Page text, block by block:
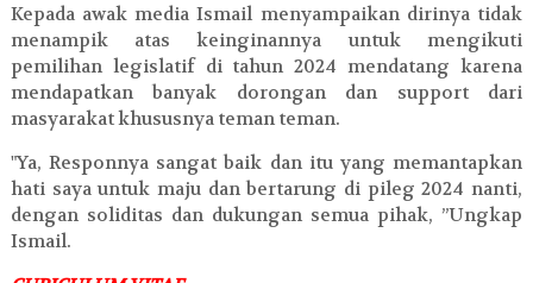
Kepada awak media Ismail menyampaikan dirinya tidak
menampik atas keinginannya untuk mengikuti
pemilihan legislatif di tahun 2024 mendatang karena
mendapatkan banyak dorongan dan support dari
masyarakat khususnya teman teman.
"Ya, Responnya sangat baik dan itu yang memantapkan
hati saya untuk maju dan bertarung di pileg 2024 nanti,
dengan soliditas dan dukungan semua pihak, ”Ungkap
Ismail.